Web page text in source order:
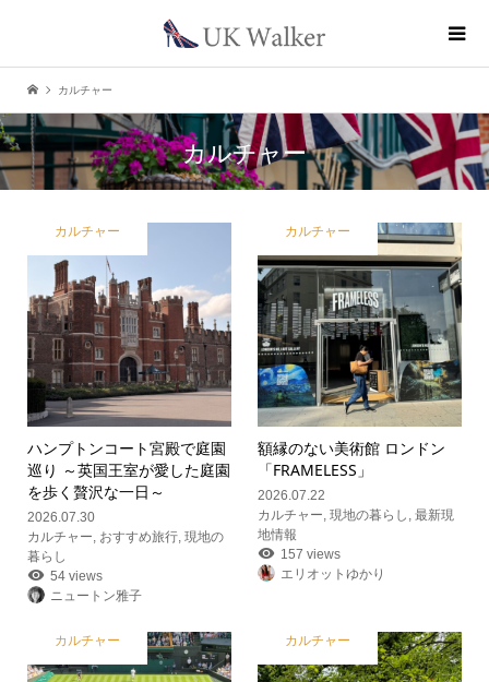
カルチャー
カルチャー
カルチャー
ハンプトンコート宮殿で庭園
巡り ～英国王室が愛した庭園
を歩く贅沢な一日～
2026.07.30
カルチャー おすすめ旅行, 現地の
暮らし
54 views
ニュートン雅子
カルチャー
額縁のない美術館 ロンドン
「FRAMELESS」
2026.07.22
カルチャー ,現地の暮らし ,最新現
地情報
157 views
エリオットゆかり
カルチャー カルチャー